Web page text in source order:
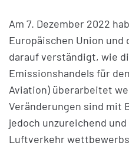
Am 7. Dezember 2022
Europäischen Union und
darauf verständigt, wie
Emissionshandels für
Aviation) überarbeitet
Veränderungen sind mit
jedoch unzureichend
Luftverkehr